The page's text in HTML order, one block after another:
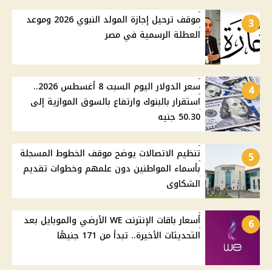
3
موقف ترحيل إجازة المولد النبوي 2026 وموعد
العطلة الرسمية في مصر
4
سعر الدولار اليوم السبت 8 أغسطس 2026..
استقرار بالبنوك وارتفاع بالسوق الموازية إلى
50.30 جنيه
5
تنظيم الاتصالات يوضح موقف الخطوط المسجلة
بأسماء المواطنين دون علمهم وخطوات تقديم
الشكاوى
6
أسعار باقات الإنترنت WE الأرضي والموبايل بعد
التحديثات الأخيرة.. تبدأ من 171 جنيهًا